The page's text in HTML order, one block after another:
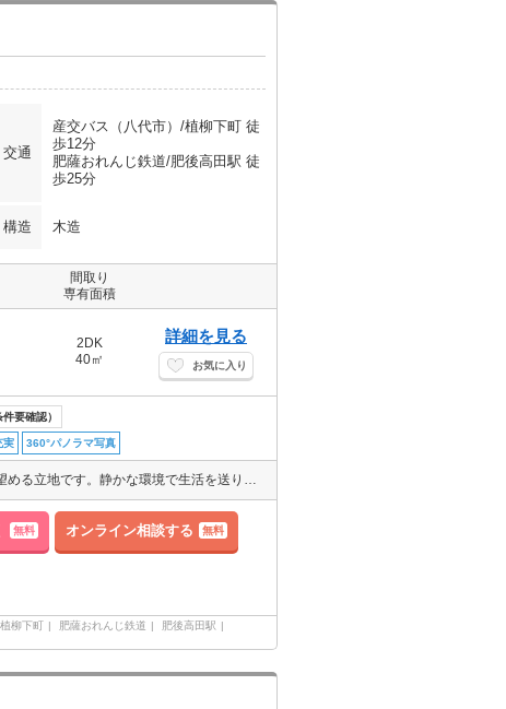
交通
産交バス（八代市）/植柳下町 徒
歩12分
肥薩おれんじ鉄道/肥後高田駅 徒
歩25分
構造 木造
間取り
専有面積
2DK
40㎡
詳細を見る
お気に入り
要確認）
実 360°パノラマ写真
短期間のご入居も相談可能です。水道代無料☆のどかな田園地帯が望める立地です。静かな環境で生活を送りたい人は一度見てみませんか(^-^)初期費用・家賃カード払い可☆【2年間家賃2,000円減額相談可能！】
無料 オンライン相談する 無料
植柳下町 肥薩おれんじ鉄道
肥後高田駅